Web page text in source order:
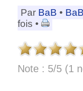
Par BaB •
fois •
Note : 5/5 (1